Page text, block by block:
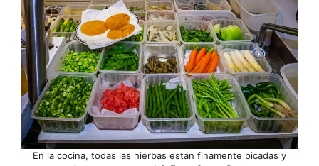
En la cocina, todas las hierbas están finamente picadas y